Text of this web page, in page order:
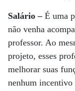
Salário –É uma
não venha
professor. Ao
projeto, esses
melhorar suas
nenhum